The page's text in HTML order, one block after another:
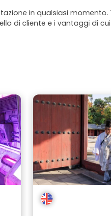
in qualsiasi
di cliente e i vantaggi di